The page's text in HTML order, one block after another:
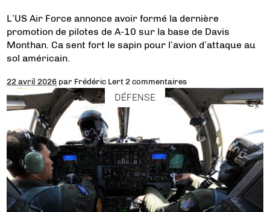
L’US Air Force annonce avoir formé la dernière
promotion de pilotes de A-10 sur la base de Davis
Monthan. Ca sent fort le sapin pour l’avion d’attaque au
sol américain.
22 avril 2026 par Frédéric Lert 2 commentaires
DÉFENSE